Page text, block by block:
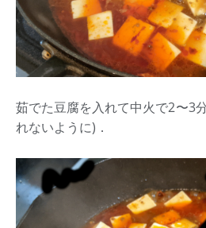
茹でた豆腐を入れて中火で2〜3
れないように)．